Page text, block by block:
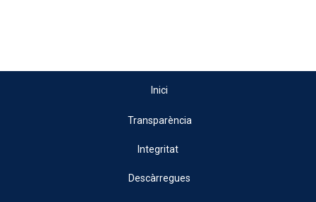
Inici
Transparència
Integritat
Descàrregues